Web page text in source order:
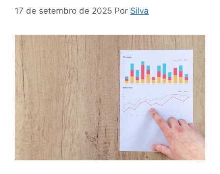
17 de setembro de 2025 Por Silva